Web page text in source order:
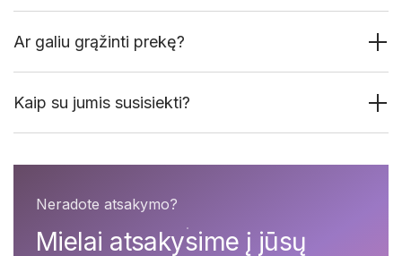
Ar galiu grąžinti prekę?
Kaip su jumis susisiekti?
Neradote atsakymo?
Mielai atsakysime į jūsų